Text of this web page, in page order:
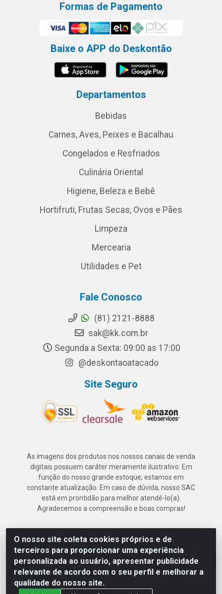
O nosso site coleta cookies próprios e de
terceiros para proporcionar uma experiência
personalizada ao usuário, apresentar publicidade
relevante de acordo com o seu perfil e melhorar a
qualidade do nosso site.
Formas de Pagamento
Baixe o APP do Deskontão
Departamentos
Bebidas
Carnes, Aves, Peixes e Bacalhau
Congelados e Resfriados
Culinária Oriental
Higiene, Beleza e Bebê
Hortifruti, Frutas Secas, Ovos e Pães
Limpeza
Mercearia
Utilidades e Pet
Fale Conosco
(81) 2121-8888
sak@kk.com.br
Segunda a Sexta: 09:00 as 17:00
@deskontaoatacado
Site Seguro
As imagens dos produtos nos nossos canais de venda
digitais possuem caráter meramente ilustrativo. Em
função do nosso grande estoque, estamos em
constante atualização. Em caso de dúvida, nosso SAC
está em prontidão para melhor atendê-lo(a).
Agradecemos a compreensão e boas compras!
Deskontão Atacado - Av. Marechal Mascarenhas de Morais, 2471 -
Imbiribeira - Recife/PE - CEP 51.150-001 - CNPJ 24.150.377/0003-
57